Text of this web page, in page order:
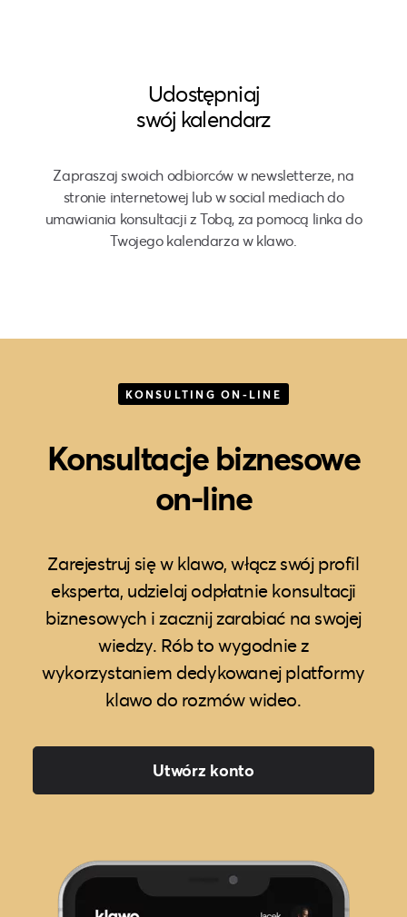
Udostępniaj
swój kalendarz
Zapraszaj swoich odbiorców w newsletterze, na
stronie internetowej lub w social mediach do
umawiania konsultacji z Tobą, za pomocą linka do
Twojego kalendarza w klawo.
KONSULTING ON-LINE
Konsultacje biznesowe
on-line
Zarejestruj się w klawo, włącz swój profil
eksperta, udzielaj odpłatnie konsultacji
biznesowych i zacznij zarabiać na swojej
wiedzy. Rób to wygodnie z
wykorzystaniem dedykowanej platformy
klawo do rozmów wideo.
Utwórz konto